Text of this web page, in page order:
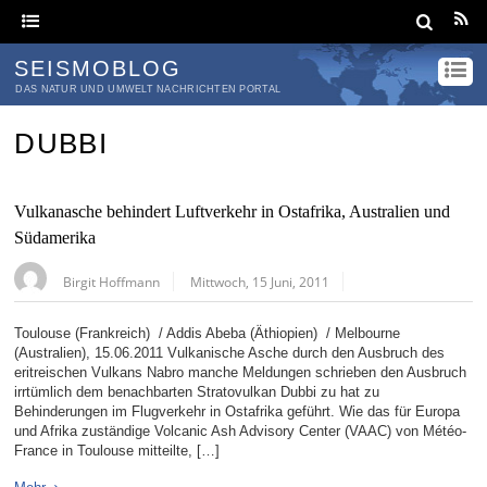
SEISMOBLOG
DAS NATUR UND UMWELT NACHRICHTEN PORTAL
DUBBI
Vulkanasche behindert Luftverkehr in Ostafrika, Australien und
Südamerika
Birgit Hoffmann Mittwoch, 15 Juni, 2011
Toulouse (Frankreich) / Addis Abeba (Äthiopien) / Melbourne
(Australien), 15.06.2011 Vulkanische Asche durch den Ausbruch des
eritreischen Vulkans Nabro manche Meldungen schrieben den Ausbruch
irrtümlich dem benachbarten Stratovulkan Dubbi zu hat zu
Behinderungen im Flugverkehr in Ostafrika geführt. Wie das für Europa
und Afrika zuständige Volcanic Ash Advisory Center (VAAC) von Météo-
France in Toulouse mitteilte, […]